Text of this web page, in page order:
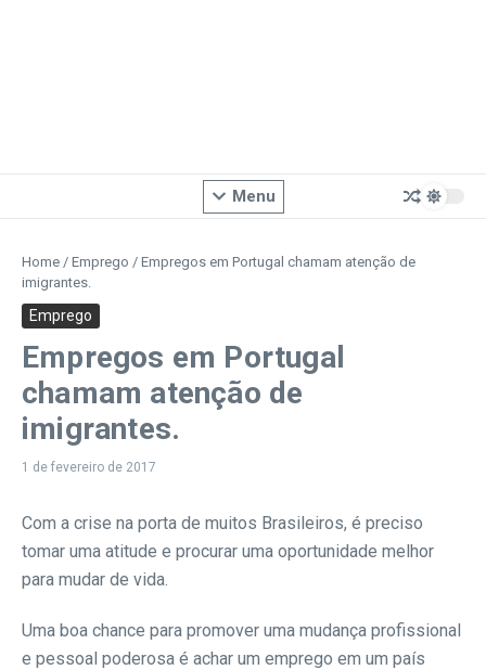
Menu
Home / Emprego / Empregos em Portugal chamam atenção de
imigrantes.
Emprego
Empregos em Portugal
chamam atenção de
imigrantes.
1 de fevereiro de 2017
Com a crise na porta de muitos Brasileiros, é preciso
tomar uma atitude e procurar uma oportunidade melhor
para mudar de vida.
Uma boa chance para promover uma mudança profissional
e pessoal poderosa é achar um emprego em um país